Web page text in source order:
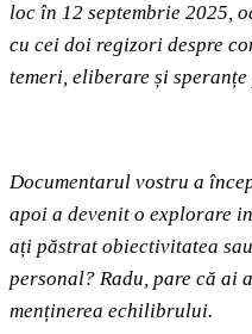
loc în 12 septembrie 2025,
cu cei doi regizori despre
temeri, eliberare și
Documentarul vostru a
apoi a devenit o explorare
ați păstrat obiectivitatea
personal? Radu, pare că ai
menținerea echilibrului.